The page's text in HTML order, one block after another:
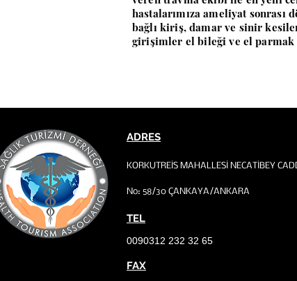
hastalarımıza ameliyat
bağlı kiriş, damar ve sinir
girişimler el bileği ve el parmak
ADRES
KORKUTREİS MAHALLESİ NECATİBEY
No: 58/30 ÇANKAYA/ANKARA
TEL
0090312 232 32 65
FAX